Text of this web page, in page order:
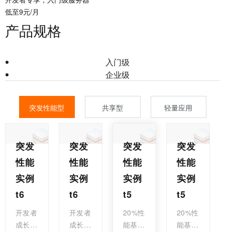
低至9元/月
产品规格
入门级
企业级
突发性能型 共享型 轻量应用
突发
性能
实例
t6
开发者
成长计
突发
性能
实例
t6
开发者
成长计
突发
性能
实例
t5
20%性
能基
突发
性能
实例
t5
20%性
能基